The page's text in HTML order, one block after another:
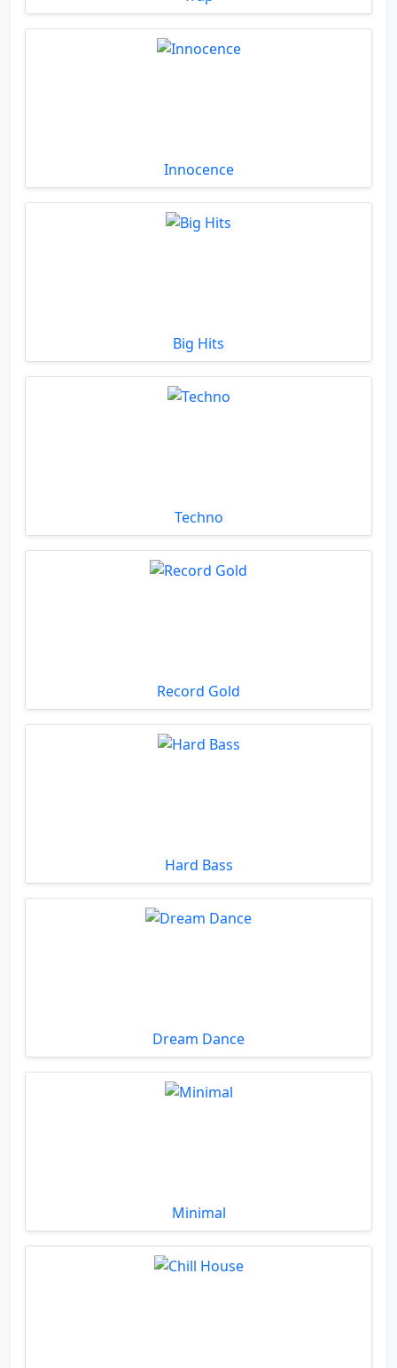
Innocence
Big Hits
Techno
Record Gold
Hard Bass
Dream Dance
Minimal